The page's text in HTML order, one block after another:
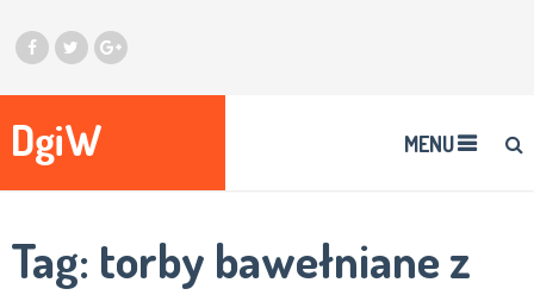
DgiW MENU
Tag: torby bawełniane z